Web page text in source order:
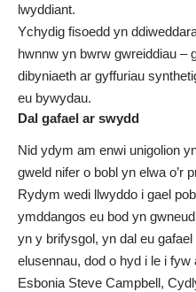
lwyddiant.
Ychydig fisoedd yn
hwnnw yn bwrw gwreiddiau –
dibyniaeth ar gyffuriau
eu bywydau.
Dal gafael ar swydd
Nid ydym am enwi unigolion
gweld nifer o bobl yn elwa o’r
Rydym wedi llwyddo i gael
ymddangos eu bod yn
yn y brifysgol, yn dal eu
elusennau, dod o hyd i le i fyw
Esbonia Steve Campbell,